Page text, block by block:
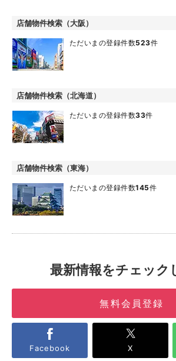
店舗物件検索（大阪）
ただいまの登録件数523件
店舗物件検索（北海道）
ただいまの登録件数33件
店舗物件検索（東海）
ただいまの登録件数145件
最新情報をチェック
無料会員登録
Facebook X